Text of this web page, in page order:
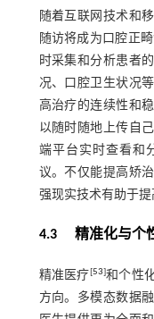
随着互联网技术和
随访将成为口腔正
时采集和分析患者
况、口腔卫生状况
高治疗的连续性和
以随时随地上传自
端平台实时查看和
议。不仅能提高矫
强现实技术有助于提
4.3 精准化与个
精准医疗 [53]和个性
方向。多模态数据